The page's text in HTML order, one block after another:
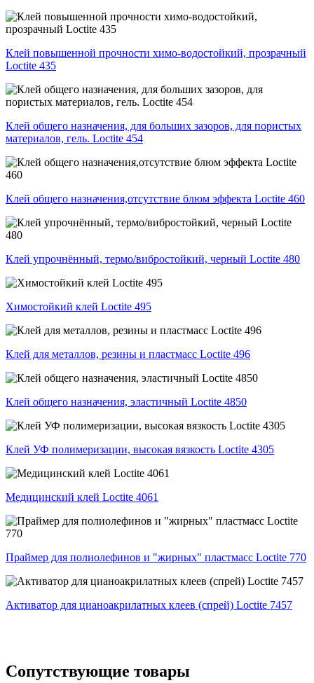
Клей повышенной прочности химо-водостойкий, прозрачный
Loctite 435
Клей общего назначения, для больших зазоров, для пористых
материалов, гель. Loctite 454
Клей общего назначения,отсутствие блюм эффекта Loctite 460
Клей упрочнённый, термо/вибростойкий, черный Loctite 480
Химостойкий клей Loctite 495
Клей для металлов, резины и пластмасс Loctite 496
Клей общего назначения, эластичный Loctite 4850
Клей УФ полимеризации, высокая вязкость Loctite 4305
Медицинский клей Loctite 4061
Праймер для полиолефинов и "жирных" пластмасс Loctite 770
Активатор для цианоакрилатных клеев (спрей) Loctite 7457
Сопутствующие товары